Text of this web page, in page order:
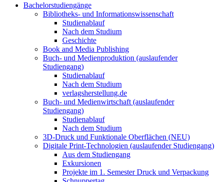
Bachelorstudiengänge
Bibliotheks- und Informationswissenschaft
Studienablauf
Nach dem Studium
Geschichte
Book and Media Publishing
Buch- und Medienproduktion (auslaufender
Studiengang)
Studienablauf
Nach dem Studium
verlagsherstellung.de
Buch- und Medienwirtschaft (auslaufender
Studiengang)
Studienablauf
Nach dem Studium
3D-Druck und Funktionale Oberflächen (NEU)
Digitale Print-Technologien (auslaufender Studiengang)
Aus dem Studiengang
Exkursionen
Projekte im 1. Semester Druck und Verpackung